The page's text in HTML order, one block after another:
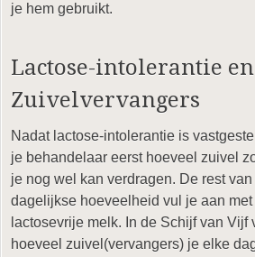
je hem gebruikt.
Lactose-intolerantie en
Zuivelvervangers
Nadat lactose-intolerantie is
je behandelaar eerst hoeveel zuivel
je nog wel kan verdragen. De rest
dagelijkse hoeveelheid vul je aan
lactosevrije melk. In de Schijf van Vijf
hoeveel zuivel(vervangers) je elke